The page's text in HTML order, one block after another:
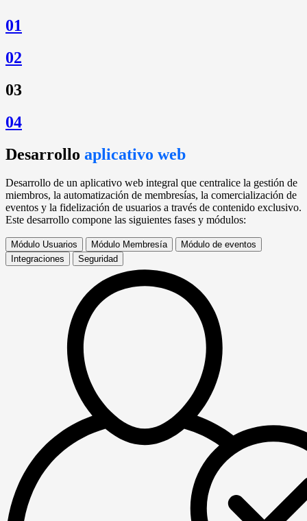
01
02
03
04
Desarrollo aplicativo web
Desarrollo de un aplicativo web integral que centralice la gestión de
miembros, la automatización de membresías, la comercialización de
eventos y la fidelización de usuarios a través de contenido exclusivo.
Este desarrollo compone las siguientes fases y módulos:
Módulo Usuarios Módulo Membresía
Módulo de eventos
Integraciones
Seguridad